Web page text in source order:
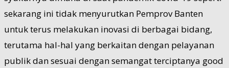
sekarang ini tidak menyurutkan Pemprov Banten
untuk terus melakukan inovasi di berbagai bidang,
terutama hal-hal yang berkaitan dengan pelayanan
publik dan sesuai dengan semangat terciptanya good